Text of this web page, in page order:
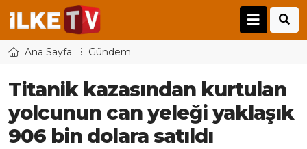
Ana Sayfa Gündem
Titanik kazasından kurtulan
yolcunun can yeleği yaklaşık
906 bin dolara satıldı